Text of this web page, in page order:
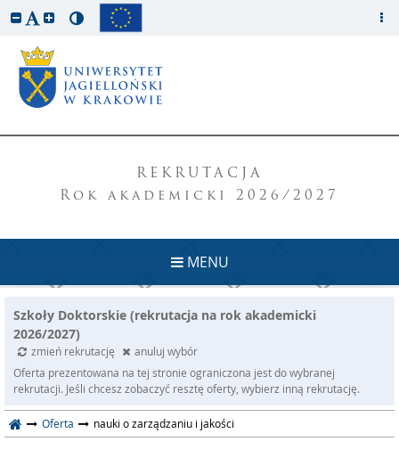
REKRUTACJA
Rok akademicki 2026/2027
MENU
Szkoły Doktorskie (rekrutacja na rok akademicki
2026/2027)
zmień rekrutację
anuluj wybór
Oferta prezentowana na tej stronie ograniczona jest do wybranej
rekrutacji. Jeśli chcesz zobaczyć resztę oferty, wybierz inną rekrutację.
Oferta nauki o zarządzaniu i jakości